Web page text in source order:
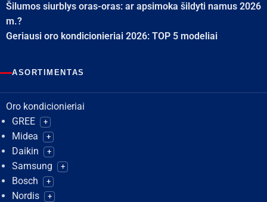
Šilumos siurblys oras-oras: ar apsimoka šildyti namus 2026
m.?
Geriausi oro kondicionieriai 2026: TOP 5 modeliai
ASORTIMENTAS
Oro kondicionieriai
GREE
+
Midea +
Daikin +
Samsung +
Bosch +
Nordis +